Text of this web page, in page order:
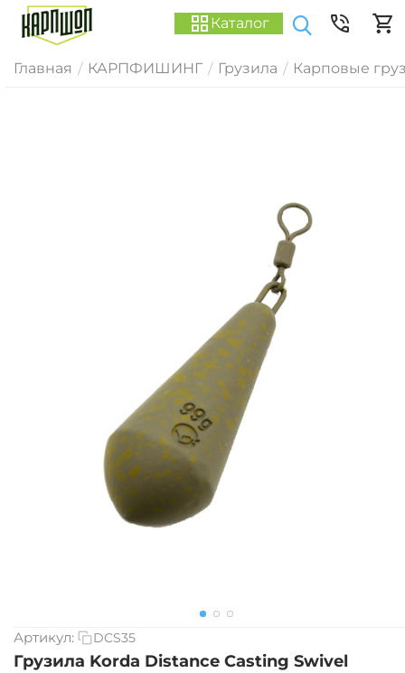
Каталог
Главная / КАРПФИШИНГ / Грузила / Карповые
Артикул: DCS35
Грузила Korda Distance Casting Swivel